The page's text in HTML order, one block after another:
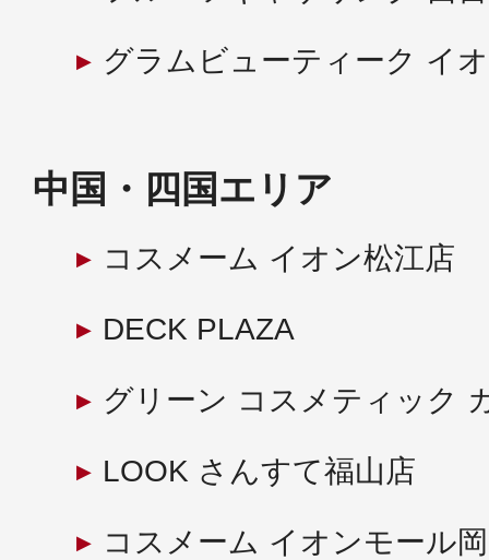
グラムビューティーク イ
中国・四国エリア
コスメーム イオン松江店
DECK PLAZA
グリーン コスメティック
LOOK さんすて福山店
コスメーム イオンモール